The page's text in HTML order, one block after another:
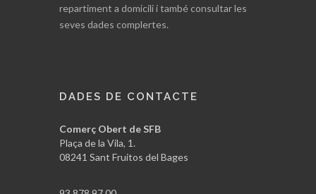
repartiment a domicili i també consultar les
seves dades complertes.
DADES DE CONTACTE
Comerç Obert de SFB
Plaça de la Vila, 1.
08241 Sant Fruitos del Bages